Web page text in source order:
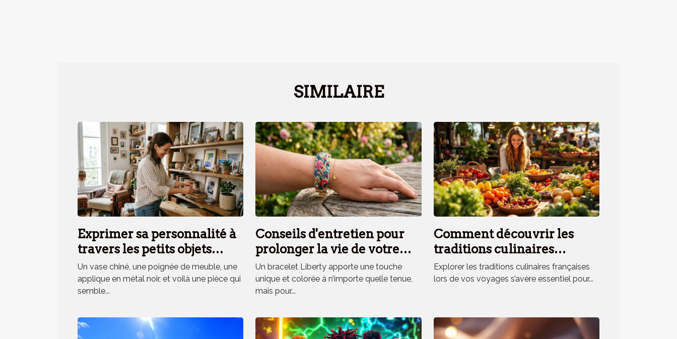
SIMILAIRE
Exprimer sa personnalité à
travers les petits objets
déco, mythe ou réalité ?
Un vase chiné, une poignée de meuble, une
applique en métal noir, et voilà une pièce qui
semble...
Conseils d'entretien pour
prolonger la vie de votre
bracelet Liberty
Un bracelet Liberty apporte une touche
unique et colorée à n’importe quelle tenue,
mais pour...
Comment découvrir les
traditions culinaires
françaises lors de vos
voyages ?
Explorer les traditions culinaires françaises
lors de vos voyages s’avère essentiel pour...